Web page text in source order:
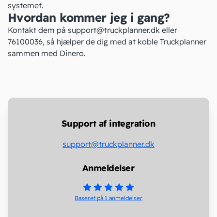
systemet.
Hvordan kommer jeg i gang?
Kontakt dem på support@truckplanner.dk eller
76100036, så hjælper de dig med at koble Truckplanner
sammen med Dinero.
Support af integration
support@truckplanner.dk
Anmeldelser
Baseret på 1 anmeldelser